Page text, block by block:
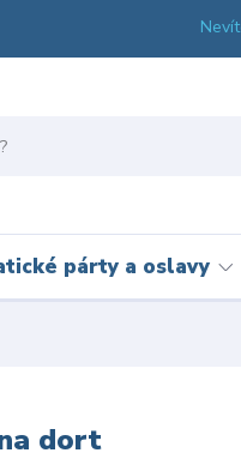
párty a oslavy
dort